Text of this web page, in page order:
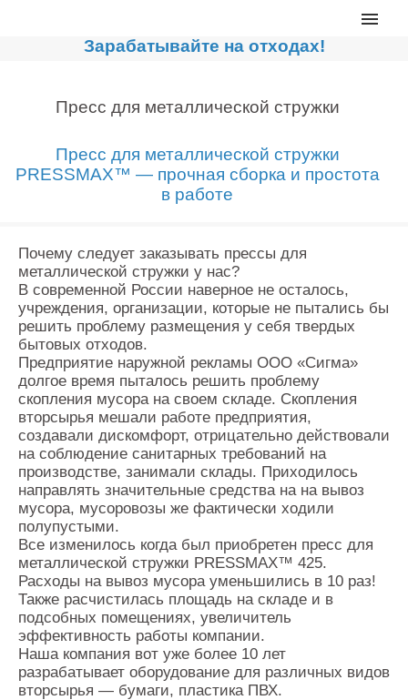
Главная
Сортировочные линии
Дробильное оборудование
Компакторы, контейнеры
Видео
Лизинг
Новости компании
Мировые новости
О нас
Контакты
Оставить заявку
Зарабатывайте на отходах!
Пресс для металлической стружки
Пресс для металлической стружки
PRESSMAX™ — прочная сборка и простота
в работе
Почему следует заказывать прессы для
металлической стружки у нас?
В современной России наверное не осталось,
учреждения, организации, которые не пытались бы
решить проблему размещения у себя твердых
бытовых отходов.
Предприятие наружной рекламы ООО «Сигма»
долгое время пыталось решить проблему
скопления мусора на своем складе. Скопления
вторсырья мешали работе предприятия,
создавали дискомфорт, отрицательно действовали
на соблюдение санитарных требований на
производстве, занимали склады. Приходилось
направлять значительные средства на на вывоз
мусора, мусоровозы же фактически ходили
полупустыми.
Все изменилось когда был приобретен пресс для
металлической стружки PRESSMAX™ 425.
Расходы на вывоз мусора уменьшились в 10 раз!
Также расчистилась площадь на складе и в
подсобных помещениях, увеличитель
эффективность работы компании.
Наша компания вот уже более 10 лет
разрабатывает оборудование для различных видов
вторсырья — бумаги, пластика ПВХ.